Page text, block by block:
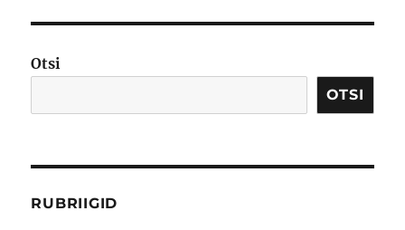
Otsi
OTSI
RUBRIIGID